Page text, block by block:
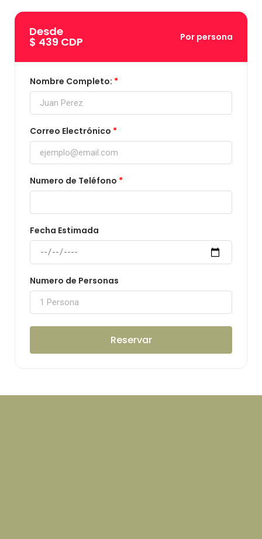
Desde
$ 439 CDP Por persona
Nombre Completo:
Correo Electrónico
Numero de Teléfono
Fecha Estimada
Numero de Personas
Reservar